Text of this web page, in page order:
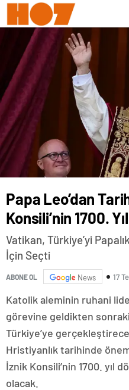
Papa Leo’dan
Konsili’nin 1700.
Vatikan, Türkiye’yi
İçin Seçti
ABONE OL News 17
Katolik aleminin ruhani
görevine geldikten
Türkiye’ye
Hristiyanlık tarihinde
İznik Konsili’nin 1700. yıl
olacak.